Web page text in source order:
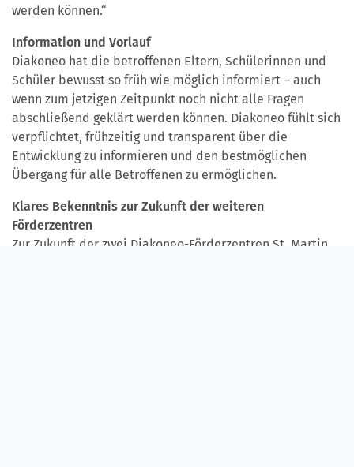
werden können.“
Information und Vorlauf
Diakoneo hat die betroffenen Eltern, Schülerinnen und
Schüler bewusst so früh wie möglich informiert – auch
wenn zum jetzigen Zeitpunkt noch nicht alle Fragen
abschließend geklärt werden können. Diakoneo fühlt sich
verpflichtet, frühzeitig und transparent über die
Entwicklung zu informieren und den bestmöglichen
Übergang für alle Betroffenen zu ermöglichen.
Klares Bekenntnis zur Zukunft der weiteren
Förderzentren
Zur Zukunft der zwei Diakoneo-Förderzentren St. Martin